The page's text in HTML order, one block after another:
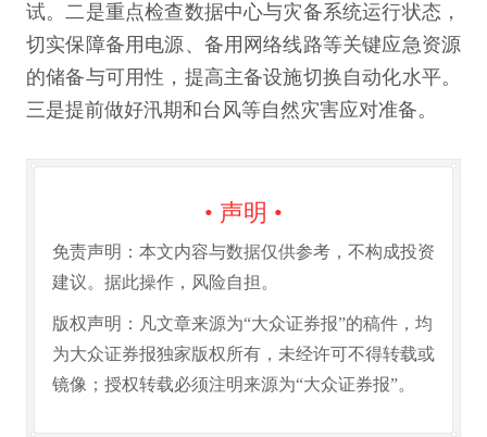
试。二是重点检查数据中心与灾备系统运行状态，
切实保障备用电源、备用网络线路等关键应急资源
的储备与可用性，提高主备设施切换自动化水平。
三是提前做好汛期和台风等自然灾害应对准备。
• 声明 •
免责声明：本文内容与数据仅供参考，不构成投资
建议。据此操作，风险自担。
版权声明：凡文章来源为“大众证券报”的稿件，均
为大众证券报独家版权所有，未经许可不得转载或
镜像；授权转载必须注明来源为“大众证券报”。